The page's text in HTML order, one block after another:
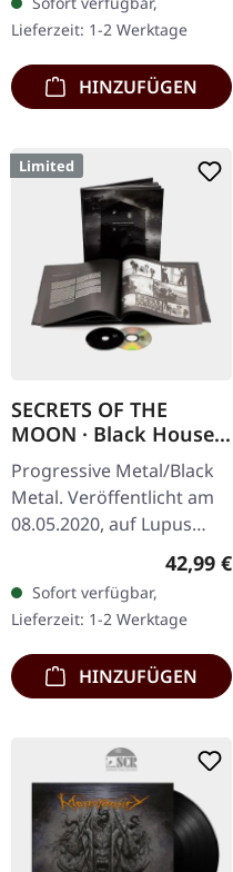
marmoriertes Doppel-
Vinyl im Gatefold-Cover.…
Lieferzeit: 1-2 Werktage
HINZUFÜGEN
Limited
SECRETS OF THE
MOON · Black House |
ARTBOOK CD
Progressive Metal/Black
Metal. Veröffentlicht am
08.05.2020, auf Lupus
exklusive Artbook-Edition
mit silbernem
Heißprägedruck,…
42,99 €
Sofort verfügbar,
Lieferzeit: 1-2 Werktage
HINZUFÜGEN